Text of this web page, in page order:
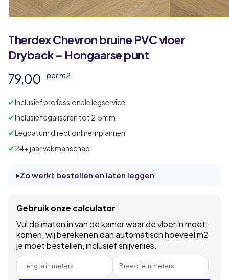
TherdexChevronbruine PVC vloer
Dryback – Hongaarse punt
79,00 per m2
✔Inclusief professionele legservice
✔Inclusief egaliseren tot 2.5mm
✔Legdatum direct online inplannen
✔24+ jaar vakmanschap
Zo werkt bestellen en laten leggen
Gebruik onze calculator
Vul de maten in van de kamer waar de vloer in moet
komen, wij berekenen dan automatisch hoeveel m2
je moet bestellen, inclusief snijverlies.
Lengte in meters Breedte in meters